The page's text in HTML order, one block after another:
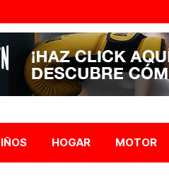
HOGAR MOTOR